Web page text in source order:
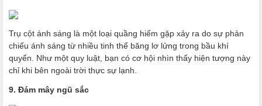
Trụ cột ánh sáng là một loại quầng hiếm gặp xảy ra do sự phản
chiếu ánh sáng từ nhiều tinh thể băng lơ lửng trong bầu khí
quyển. Như một quy luật, bạn có cơ hội nhìn thấy hiện tượng này
chỉ khi bên ngoài trời thực sự lạnh.
9. Đám mây ngũ sắc